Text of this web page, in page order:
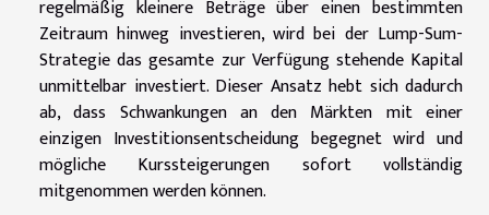
regelmäßig kleinere Beträge über einen bestimmten
Zeitraum hinweg investieren, wird bei der Lump-Sum-
Strategie das gesamte zur Verfügung stehende Kapital
unmittelbar investiert. Dieser Ansatz hebt sich dadurch
ab, dass Schwankungen an den Märkten mit einer
einzigen Investitionsentscheidung begegnet wird und
mögliche Kurssteigerungen sofort vollständig
mitgenommen werden können.